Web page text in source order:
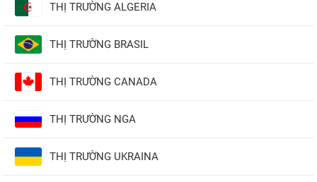
THỊ TRƯỜNG ALGERIA
THỊ TRƯỜNG BRASIL
THỊ TRƯỜNG CANADA
THỊ TRƯỜNG NGA
THỊ TRƯỜNG UKRAINA